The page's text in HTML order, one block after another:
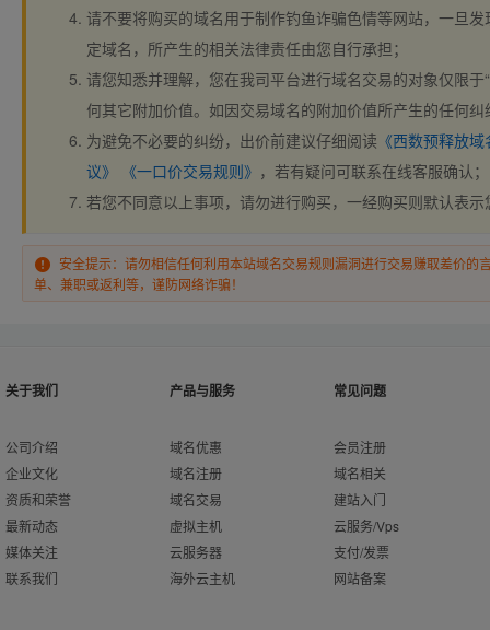
请不要将购买的域名用于制作钓鱼诈骗色情等网站，一旦
定域名，所产生的相关法律责任由您自行承担；
请您知悉并理解，您在我司平台进行域名交易的对象仅限于
何其它附加价值。如因交易域名的附加价值所产生的任何
为避免不必要的纠纷，出价前建议仔细阅读 《西数预释放
议》
《一口价交易规则》 ，若有疑问可联系在线客服确认；
若您不同意以上事项，请勿进行购买，一经购买则默认表
安全提示：请勿相信任何利用本站域名交易规则漏洞进行交易赚取差价的
单、兼职或返利等，谨防网络诈骗！
关于我们
公司介绍
企业文化
资质和荣誉
最新动态
媒体关注
联系我们
产品与服务
域名优惠
域名注册
域名交易
虚拟主机
云服务器
海外云主机
常见问题
会员注册
域名相关
建站入门
云服务/Vps
支付/发票
网站备案